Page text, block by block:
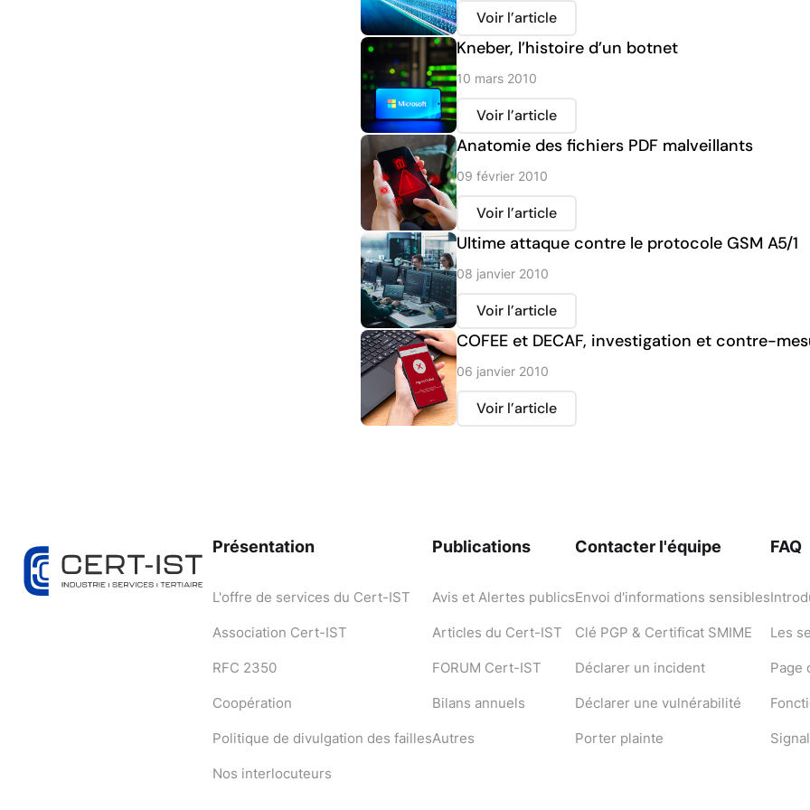
Voir l’article
Kneber, l’histoire d’un botnet
10 mars 2010
Voir l’article
Anatomie des fichiers PDF malveillants
09 février 2010
Voir l’article
Ultime attaque contre le protocole GSM A5/1
08 janvier 2010
Voir l’article
COFEE et DECAF, investigation et contre-
06 janvier 2010
Voir l’article
Présentation
L'offre de services du Cert-IST
Association Cert-IST
RFC 2350
Coopération
Politique de divulgation des failles
Nos interlocuteurs
Publications
Avis et Alertes publics
Articles du Cert-IST
FORUM Cert-IST
Bilans annuels
Autres
Contacter l'équipe
Envoi d'informations sensibles
Clé PGP & Certificat SMIME
Déclarer un incident
Déclarer une vulnérabilité
Porter plainte
FAQ
Les
Page